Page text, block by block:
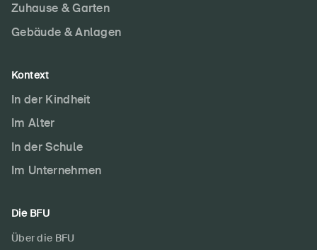
Zuhause & Garten
Gebäude & Anlagen
Kontext
In der Kindheit
Im Alter
In der Schule
Im Unternehmen
Die BFU
Über die BFU